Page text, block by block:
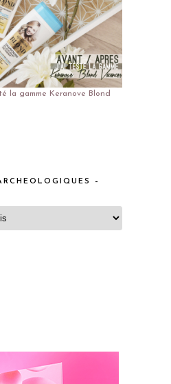
la gamme Keranove Blond
–